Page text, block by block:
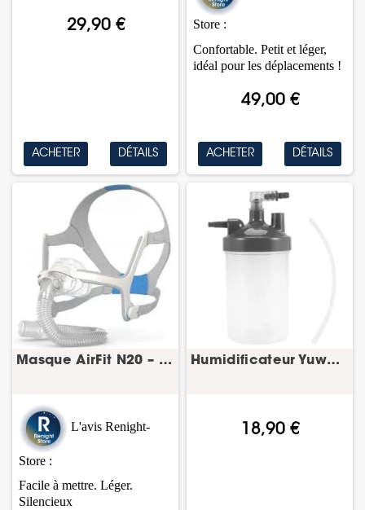
29,90 €
ACHETER DÉTAILS
49,00 €
Store :
Confortable. Petit et léger,
idéal pour les déplacements !
ACHETER DÉTAILS
Masque AirFit N20 – PPC nasal – ResMed
L'avis Renight-
Store :
Facile à mettre. Léger.
Silencieux
Humidificateur Yuwell 8F-5A – oxygénothérapie
18,90 €